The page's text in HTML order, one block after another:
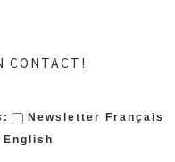
CONTACT!
Newsletter Français